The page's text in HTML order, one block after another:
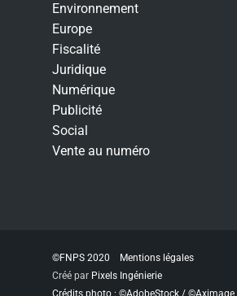
Environnement
Europe
Fiscalité
Juridique
Numérique
Publicité
Social
Vente au numéro
©FNPS 2020
Mentions légales
Créé par Pixels Ingénierie